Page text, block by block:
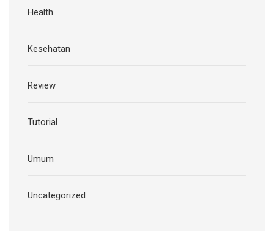
Health
Kesehatan
Review
Tutorial
Umum
Uncategorized